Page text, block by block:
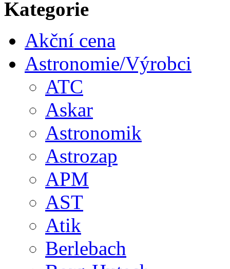
Kategorie
Akční cena
Astronomie/Výrobci
ATC
Askar
Astronomik
Astrozap
APM
AST
Atik
Berlebach